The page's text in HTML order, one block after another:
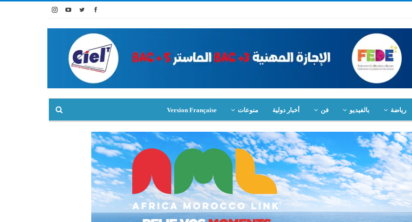
رياضة بالفيديو فن أخبار دولية منوعات Version Française